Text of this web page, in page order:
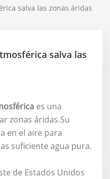
salva las zonas áridas
salva las
es una
zonas áridas.Su
en el aire para
suficiente agua pura.
de Estados Unidos